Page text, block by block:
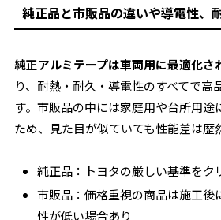
純正品と市販品の違いや導電性、
純正アルミテープは車両用に最適化さ
り、耐熱・耐久・導電性のすべてで高
す。市販品の中には家庭用や台所用途
ため、見た目が似ていても性能差は歴
純正品：トヨタの厳しい基準をク
市販品：価格重視の商品は施工後
性が低い場合あり